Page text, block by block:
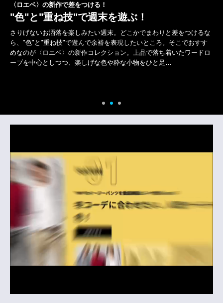
〈ロエベ〉の新作で差をつける！
"色"と"重ね技"で週末を遊ぶ！
さりげないお洒落を楽しみたい週末。どこかでまわりと差をつけるな
ら、"色"と"重ね技"で遊んで余裕を表現したいところ。そこでおすす
めなのが〈ロエベ〉の新作コレクション。上品で落ち着いたワードロ
ーブを中心としつつ、楽しげな色や粋な小物をひと足…